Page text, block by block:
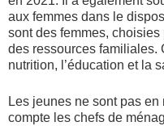
aux femmes dans le
sont des femmes,
des ressources familiales.
nutrition, l’éducation et la
Les jeunes ne sont pas
compte les chefs de